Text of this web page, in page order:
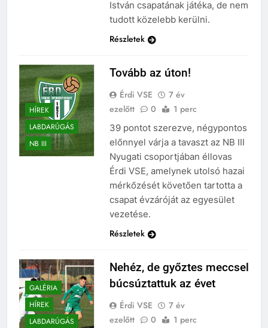
István csapatának játéka, de nem
tudott közelebb kerülni.
Részletek
HÍREK
LABDARÚGÁS
NB III
Tovább az úton!
Érdi VSE
7 év
ezelőtt
0 1 perc
39 pontot szerezve, négypontos
előnnyel várja a tavaszt az NB III
Nyugati csoportjában éllovas
Érdi VSE, amelynek utolsó hazai
mérkőzését követően tartotta a
csapat évzáróját az egyesület
vezetése.
Részletek
GALÉRIA
HÍREK
LABDARÚGÁS
Nehéz, de győztes meccsel
búcsúztattuk az évet
Érdi VSE
7 év
ezelőtt
0 1 perc